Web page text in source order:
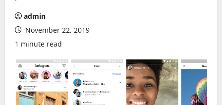
admin
November 22, 2019
1 minute read